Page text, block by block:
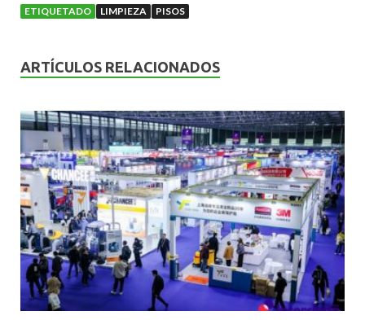
e
o
o
k
itt ai at
A
p
p
ke
n
ETIQUETADO LIMPIEZA PISOS
ARTÍCULOS RELACIONADOS